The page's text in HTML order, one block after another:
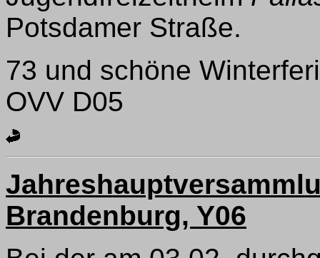
Potsdamer Straße.
73 und schöne
OVV D05
Brandenburg, Y06